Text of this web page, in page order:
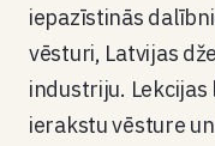
iepazīstinās
vēsturi, Latvijas
industriju.
ierakstu vēsture